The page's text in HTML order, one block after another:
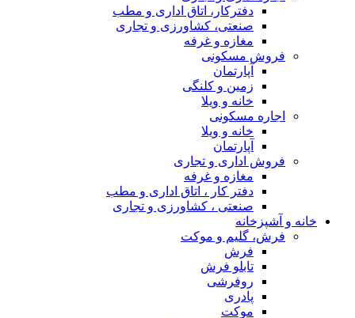
دفترکار، اتاق اداری و مطب
صنعتی، کشاورزی و تجاری
مغازه و غرفه
فروش مسکونی
آپارتمان
زمین و کلنگی
خانه و ویلا
اجاره مسکونی
خانه و ویلا
آپارتمان
فروش اداری و تجاری
مغازه و غرفه
دفتر کار ، اتاق اداری و مطب
صنعتی ، کشاورزی و تجاری
خانه و آشپزخانه
فرش، گلیم و موکت
فرش
تابلو فرش
روفرشی
پادری
موکت